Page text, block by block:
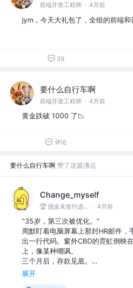
前端开发工程师 · 4月前
jym，今天大礼包了，全组的前端和
39
要什么自行车啊
前端开发工程师 · 4月前
黄金跌破 1000 了📉
评论
要什么自行车啊 赞了这篇沸点
Change_myself
🏆 掘金未签约选手 @心脏跳动 · 4月前
"35岁，第三次被优化。"
周默盯着电脑屏幕上那封HR邮件，
出一行代码。窗外CBD的霓虹倒映
上，像某种嘲讽。
三个月后，存款见底。…
展开